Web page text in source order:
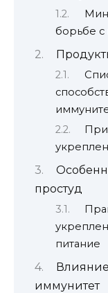
борьбе
простуд
питание
иммунитет